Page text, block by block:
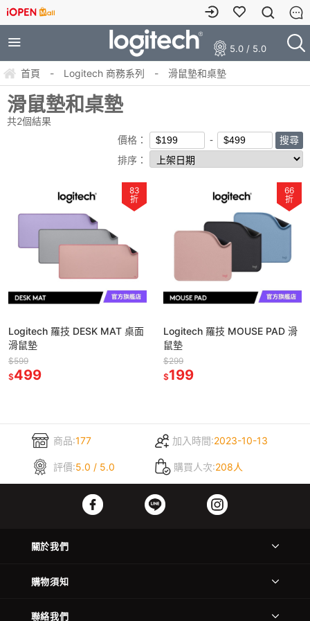
5.0 / 5.0
首頁 - Logitech 商務系列 - 滑鼠墊和桌墊
滑鼠墊和桌墊
共2個結果
價格：
排序：
83
折
Logitech 羅技 DESK MAT 桌面
滑鼠墊
$599
$499
66
折
Logitech 羅技 MOUSE PAD 滑
鼠墊
$299
$199
商品:177 加入時間:2023-10-13
評價:5.0 / 5.0 購買人次:208人
關於我們
購物須知
聯絡我們